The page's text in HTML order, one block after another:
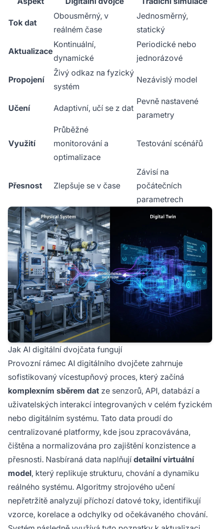
Tok dat
Obousměrný, v
reálném čase
Jednosměrný,
statický
Aktualizace
Kontinuální,
dynamické
Periodické nebo
jednorázové
Propojení
Živý odkaz na fyzický
systém
Nezávislý model
Učení Adaptivní, učí se z dat
Pevně nastavené
parametry
Využití
Průběžné
monitorování a
optimalizace
Testování scénářů
Přesnost Zlepšuje se v čase
Závisí na
počátečních
parametrech
Jak AI digitální dvojčata fungují
Provozní rámec AI digitálního dvojčete zahrnuje
sofistikovaný vícestupňový proces, který začíná
komplexním sběrem dat ze senzorů, API, databází a
uživatelských interakcí integrovaných v celém fyzickém
nebo digitálním systému. Tato data proudí do
centralizované platformy, kde jsou zpracovávána,
čištěna a normalizována pro zajištění konzistence a
přesnosti. Nasbíraná data naplňují detailní virtuální
model, který replikuje strukturu, chování a dynamiku
reálného systému. Algoritmy strojového učení
nepřetržitě analyzují příchozí datové toky, identifikují
vzorce, korelace a odchylky od očekávaného chování.